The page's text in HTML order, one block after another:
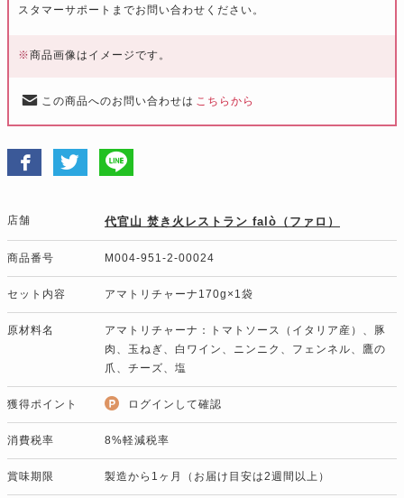
スタマーサポートまでお問い合わせください。
※商品画像はイメージです。
この商品へのお問い合わせは こちらから
店舗 代官山 焚き火レストラン falò（ファロ）
商品番号 M004-951-2-00024
セット内容 アマトリチャーナ170g×1袋
原材料名
アマトリチャーナ：トマトソース（イタリア産）、豚
肉、玉ねぎ、白ワイン、ニンニク、フェンネル、鷹の
爪、チーズ、塩
獲得ポイント ログインして確認
消費税率 8%軽減税率
賞味期限 製造から1ヶ月（お届け目安は2週間以上）